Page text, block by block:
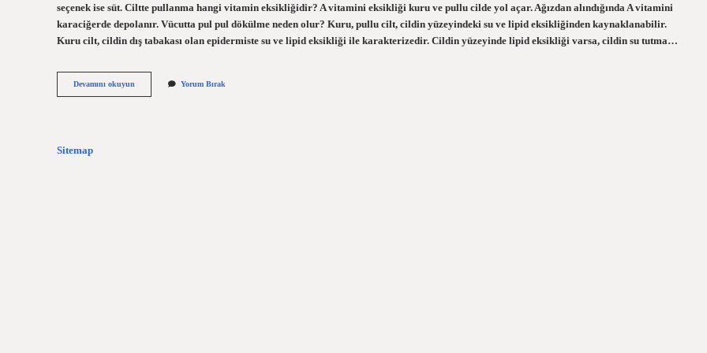
seçenek ise süt. Ciltte pullanma hangi vitamin eksikliğidir? A vitamini eksikliği kuru ve pullu cilde yol açar. Ağızdan alındığında A vitamini
karaciğerde depolanır. Vücutta pul pul dökülme neden olur? Kuru, pullu cilt, cildin yüzeyindeki su ve lipid eksikliğinden kaynaklanabilir.
Kuru cilt, cildin dış tabakası olan epidermiste su ve lipid eksikliği ile karakterizedir. Cildin yüzeyinde lipid eksikliği varsa, cildin su tutma…
Devamını okuyun
Pullanma
Yorum Bırak
Sitemap